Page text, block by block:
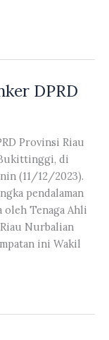
DPRD
Provinsi Riau
di
(11/12/2023).
pendalaman
Tenaga Ahli
Nurbalian
ini Wakil